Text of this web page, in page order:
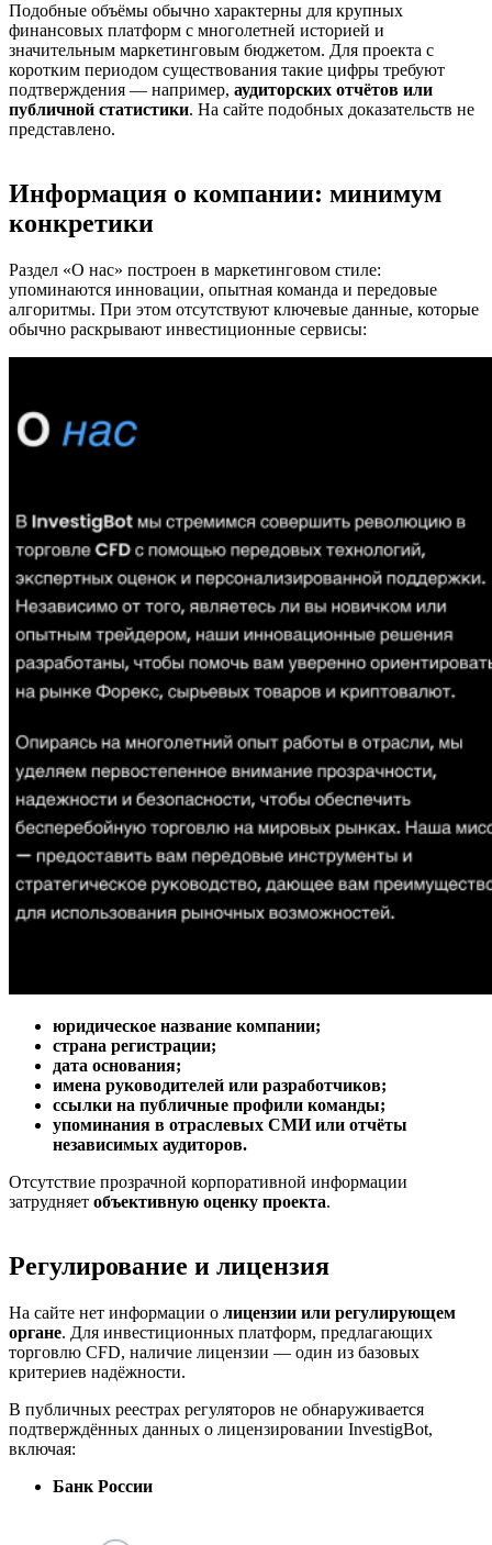
Подобные объёмы обычно характерны для крупных
финансовых платформ с многолетней историей и
значительным маркетинговым бюджетом. Для проекта с
коротким периодом существования такие цифры требуют
подтверждения — например, аудиторских отчётов или
публичной статистики. На сайте подобных доказательств не
представлено.
Информация о компании: минимум
конкретики
Раздел «О нас» построен в маркетинговом стиле:
упоминаются инновации, опытная команда и передовые
алгоритмы. При этом отсутствуют ключевые данные, которые
обычно раскрывают инвестиционные сервисы:
юридическое название компании;
страна регистрации;
дата основания;
имена руководителей или разработчиков;
ссылки на публичные профили команды;
упоминания в отраслевых СМИ или отчёты
независимых аудиторов.
Отсутствие прозрачной корпоративной информации
затрудняет объективную оценку проекта.
Регулирование и лицензия
На сайте нет информации о лицензии или регулирующем
органе. Для инвестиционных платформ, предлагающих
торговлю CFD, наличие лицензии — один из базовых
критериев надёжности.
В публичных реестрах регуляторов не обнаруживается
подтверждённых данных о лицензировании InvestigBot,
включая:
Банк России